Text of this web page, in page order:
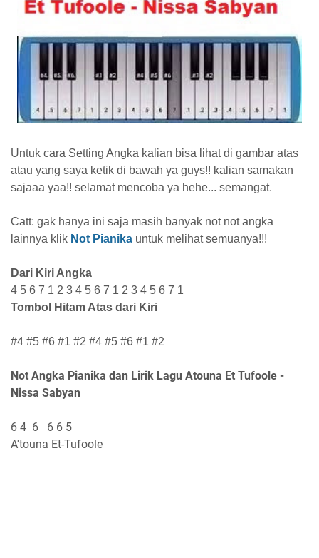
Untuk cara Setting Angka kalian bisa lihat di gambar atas
atau yang saya ketik di bawah ya guys!! kalian samakan
sajaaa yaa!! selamat mencoba ya hehe... semangat.
Catt: gak hanya ini saja masih banyak not not angka
lainnya klik Not Pianika untuk melihat semuanya!!!
Dari Kiri Angka
4 5 6 7 1 2 3 4 5 6 7 1 2 3 4 5 6 7 1
Tombol Hitam Atas dari Kiri
#4 #5 #6 #1 #2 #4 #5 #6 #1 #2
Not Angka Pianika dan Lirik Lagu Atouna Et Tufoole -
Nissa Sabyan
6 4 6 6 6 5
A'touna Et-Tufoole